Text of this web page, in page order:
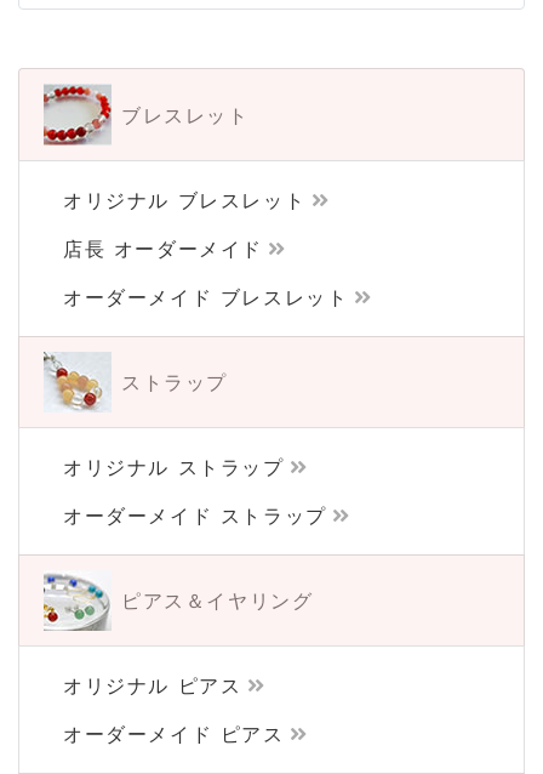
ブレスレット
オリジナル ブレスレット
店長 オーダーメイド
オーダーメイド ブレスレット
ストラップ
オリジナル ストラップ
オーダーメイド ストラップ
ピアス＆イヤリング
オリジナル ピアス
オーダーメイド ピアス